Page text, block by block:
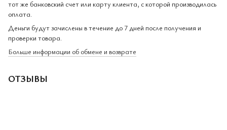
тот же банковский счет или карту клиента, с которой производилась
оплата.
Деньги будут зачислены в течение до 7 дней после получения и
проверки товара.
Больше информации об обмене и возврате
ОТЗЫВЫ